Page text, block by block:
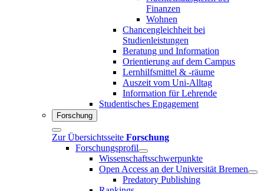
Finanzen
Wohnen
Chancengleichheit bei
Studienleistungen
Beratung und Information
Orientierung auf dem Campus
Lernhilfsmittel & -räume
Auszeit vom Uni-Alltag
Information für Lehrende
Studentisches Engagement
Forschung
Zur Übersichtsseite Forschung
Forschungsprofil
Wissenschaftsschwerpunkte
Open Access an der Universität Bremen
Predatory Publishing